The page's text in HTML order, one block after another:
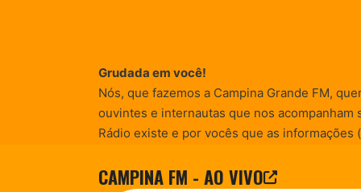
CAMPINA FM - AO VIVO
Grudada em você!
Nós, que fazemos a Campina Grande FM,
ouvintes e internautas que nos acompanham
Rádio existe e por vocês que as informações